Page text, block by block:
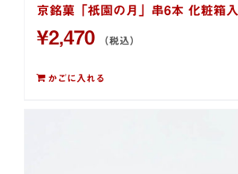
京銘菓「祇園の月」串6本 化粧箱入
¥2,470 （税込）
かごに入れる